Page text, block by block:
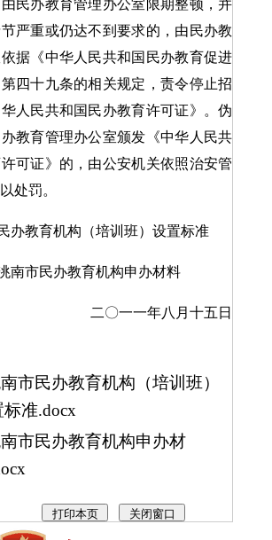
民办教育管理办公室限期整顿，并
严重或仍达不到要求的，由民办教
据《中华人民共和国民办教育促进
四十九条的相关规定，责令停止招
人民共和国民办教育许可证》。伪
教育管理办公室颁发《中华人民共
可证》的，由公安机关依照治安管
处罚。
教育机构（培训班）设置标准
南市民办教育机构申办材料
二〇一一年八月十五日
市民办教育机构（培训班）
准.docx
市民办教育机构申办材